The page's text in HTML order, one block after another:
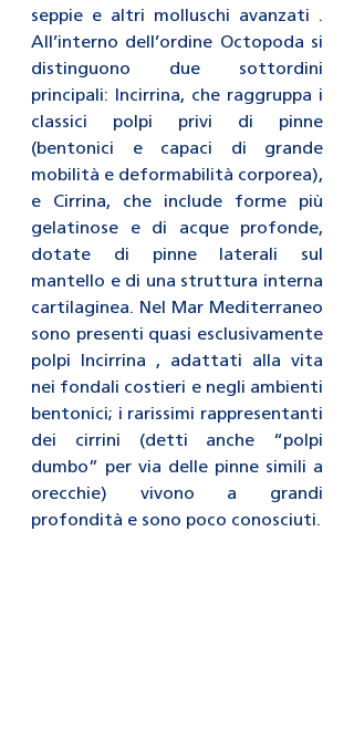
seppie e altri molluschi avanzati .
All’interno dell’ordine Octopoda si
distinguono due sottordini
principali: Incirrina, che raggruppa i
classici polpi privi di pinne
(bentonici e capaci di grande
mobilità e deformabilità corporea),
e Cirrina, che include forme più
gelatinose e di acque profonde,
dotate di pinne laterali sul
mantello e di una struttura interna
cartilaginea. Nel Mar Mediterraneo
sono presenti quasi esclusivamente
polpi Incirrina , adattati alla vita
nei fondali costieri e negli ambienti
bentonici; i rarissimi rappresentanti
dei cirrini (detti anche “polpi
dumbo” per via delle pinne simili a
orecchie) vivono a grandi
profondità e sono poco conosciuti.